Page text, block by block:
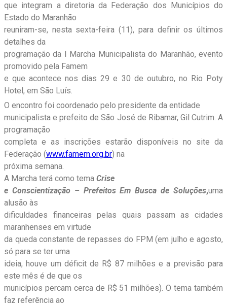
que integram a diretoria da Federação dos Municípios do
Estado do Maranhão
reuniram-se, nesta sexta-feira (11), para definir os últimos
detalhes da
programação da I Marcha Municipalista do Maranhão, evento
promovido pela Famem
e que acontece nos dias 29 e 30 de outubro, no Rio Poty
Hotel, em São Luís.
O encontro foi coordenado pelo presidente da entidade
municipalista e prefeito de São José de Ribamar, Gil Cutrim. A
programação
completa e as inscrições estarão disponíveis no site da
Federação (www.famem.org.br) na
próxima semana.
A Marcha terá como tema Crise
e Conscientização – Prefeitos Em Busca de Soluções,uma
alusão às
dificuldades financeiras pelas quais passam as cidades
maranhenses em virtude
da queda constante de repasses do FPM (em julho e agosto,
só para se ter uma
ideia, houve um déficit de R$ 87 milhões e a previsão para
este mês é de que os
municípios percam cerca de R$ 51 milhões). O tema também
faz referência ao